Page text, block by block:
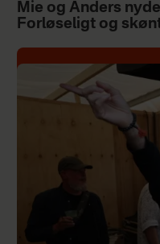
Mie og Anders
Forløseligt og